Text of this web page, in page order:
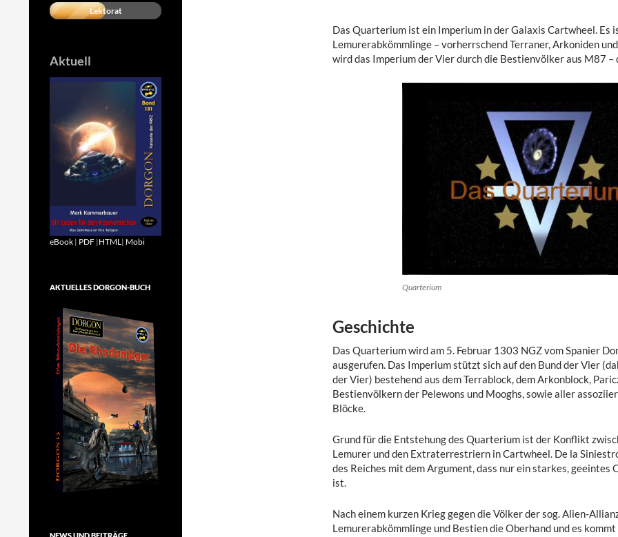
Das Quarterium ist ein Imperium in der Galaxis Cartwheel. Es
Lemurerabkömmlinge – vorherrschend Terraner, Arkoniden
wird das Imperium der Vier durch die Bestienvölker aus M87 –
Quarterium
Geschichte
Das Quarterium wird am 5. Februar 1303 NGZ vom Spanier
ausgerufen. Das Imperium stützt sich auf den Bund der Vier
der Vier) bestehend aus dem Terrablock, dem Arkonblock,
Bestienvölkern der Pelewons und Mooghs, sowie aller
Blöcke.
Grund für die Entstehung des Quarterium ist der Konflikt
Lemurer und den Extraterrestriern in Cartwheel. De la
des Reiches mit dem Argument, dass nur ein starkes, geeintes
ist.
Nach einem kurzen Krieg gegen die Völker der sog. Alien-
Lemurerabkömmlinge und Bestien die Oberhand und es
Lektorat
Aktuell
eBook | PDF |HTML | Mobi
AKTUELLES DORGON-BUCH